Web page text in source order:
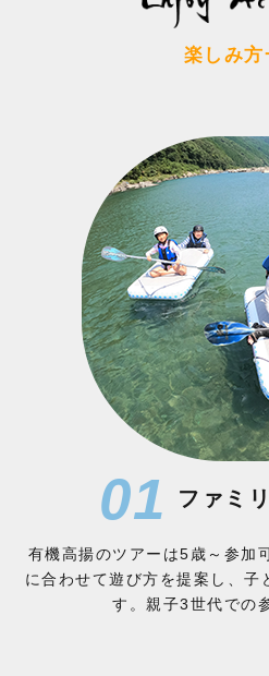
楽しみ方
01 ファミ
有機高揚のツアーは5歳～参加
に合わせて遊び方を提案し、子
す。親子3世代での